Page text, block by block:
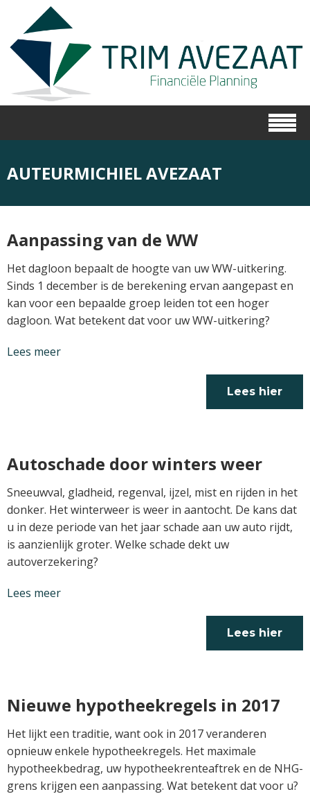
AUTEURMICHIEL AVEZAAT
Aanpassing van de WW
Het dagloon bepaalt de hoogte van uw WW-uitkering.
Sinds 1 december is de berekening ervan aangepast en
kan voor een bepaalde groep leiden tot een hoger
dagloon. Wat betekent dat voor uw WW-uitkering?
Lees meer
Lees hier
Autoschade door winters weer
Sneeuwval, gladheid, regenval, ijzel, mist en rijden in het
donker. Het winterweer is weer in aantocht. De kans dat
u in deze periode van het jaar schade aan uw auto rijdt,
is aanzienlijk groter. Welke schade dekt uw
autoverzekering?
Lees meer
Lees hier
Nieuwe hypotheekregels in 2017
Het lijkt een traditie, want ook in 2017 veranderen
opnieuw enkele hypotheekregels. Het maximale
hypotheekbedrag, uw hypotheekrenteaftrek en de NHG-
grens krijgen een aanpassing. Wat betekent dat voor u?